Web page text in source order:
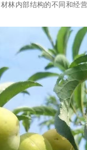
林内部结构的不同和经